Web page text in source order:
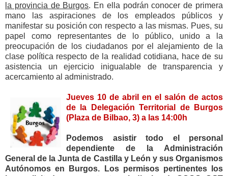
la provincia de Burgos. En ella podrán conocer de primera
mano las aspiraciones de los empleados públicos y
manifestar su posición con respecto a las mismas. Pues, su
papel como representantes de lo público, unido a la
preocupación de los ciudadanos por el alejamiento de la
clase política respecto de la realidad cotidiana, hace de su
asistencia un ejercicio inigualable de transparencia y
acercamiento al administrado.
Jueves 10 de abril en el salón de actos
de la Delegación Territorial de Burgos
(Plaza de Bilbao, 3) a las 14:00h
Podemos asistir todo el personal
dependiente de la Administración
General de la Junta de Castilla y León y sus Organismos
Autónomos en Burgos. Los permisos pertinentes los